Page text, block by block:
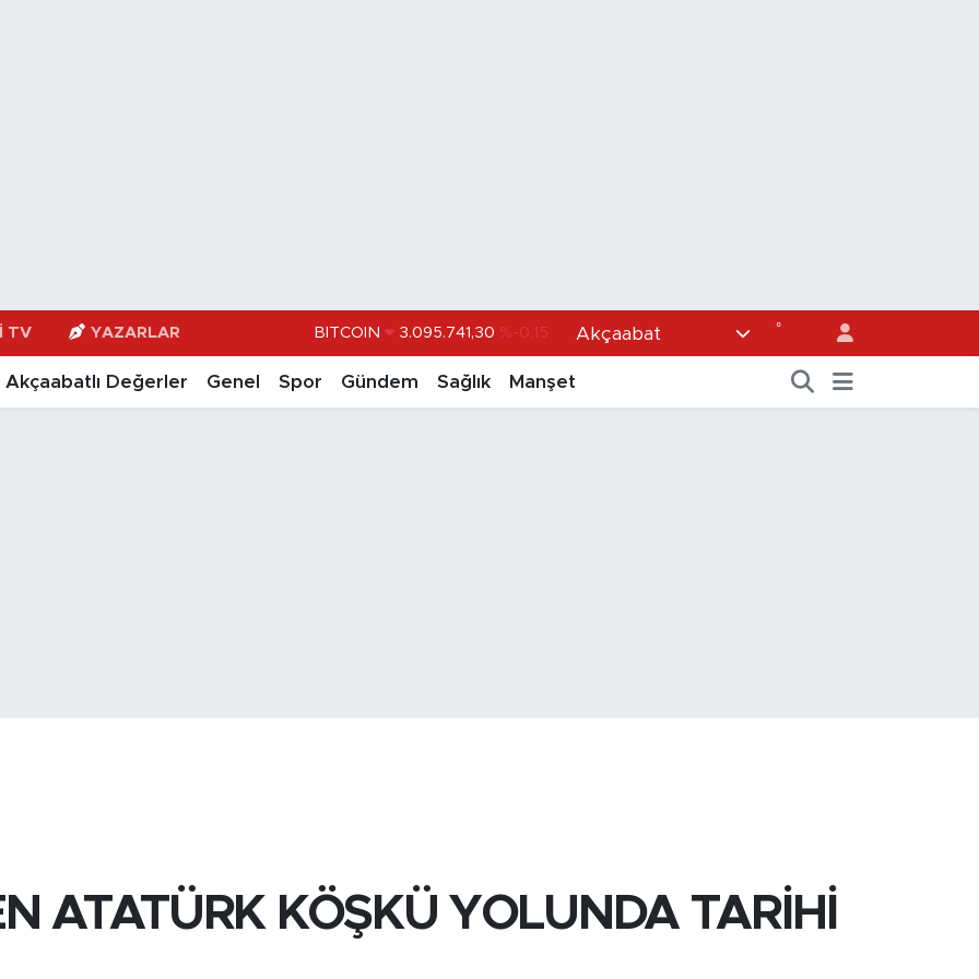
TV YAZARLAR DOLAR 47,7436 %0.18
EURO 55,2510 %0.32
STERLİN 64,4811 %0.38
Akçaabat °
Akçaabatlı Değerler Genel Spor Gündem Sağlık Manşet
ATATÜRK KÖŞKÜ YOLUNDA TARİHİ